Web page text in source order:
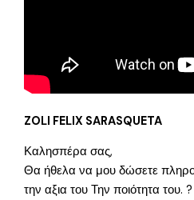
ZOLI FELIX SARASQUETA
Καλησπέρα σας,
Θα ήθελα να μου δώσετε
την αξια του Την ποιότητα του. ?